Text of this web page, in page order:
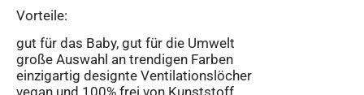
Vorteile:
gut für das Baby, gut für die Umwelt
große Auswahl an trendigen Farben
einzigartig designte Ventilationslöcher